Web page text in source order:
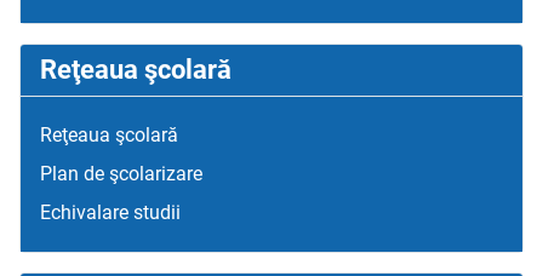
Reţeaua şcolară
Reţeaua şcolară
Plan de şcolarizare
Echivalare studii